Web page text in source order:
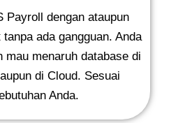
Payroll dengan ataupun
ada gangguan. Anda
mau menaruh database di
di Cloud. Sesuai
Anda.